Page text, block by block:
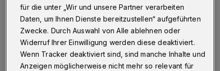
24.12.2021 , 15:00 Uhr Eine Minute Lesezeit
für die unter „Wir und unsere Partner verarbeiten
Daten, um Ihnen Dienste bereitzustellen“ aufgeführten
Zwecke. Durch Auswahl von Alle ablehnen oder
Widerruf Ihrer Einwilligung werden diese deaktiviert.
Wenn Tracker deaktiviert sind, sind manche Inhalte und
Anzeigen möglicherweise nicht mehr so relevant für